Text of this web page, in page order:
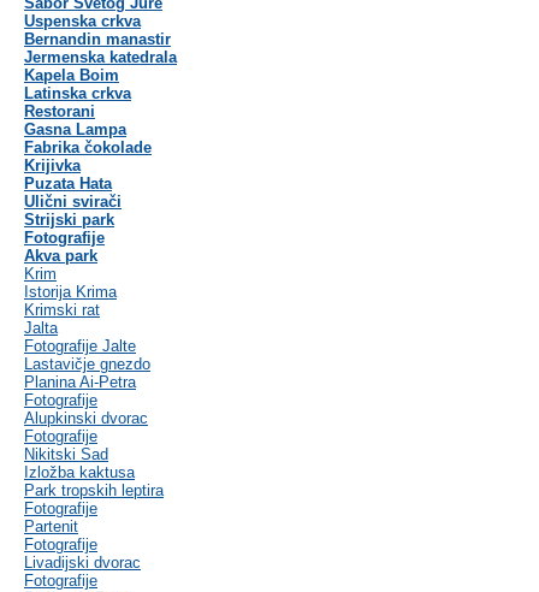
Uspenska crkva
Bernandin manastir
Jermenska katedrala
Kapela Boim
Latinska crkva
Restorani
Gasna Lampa
Fabrika čokolade
Krijivka
Puzata Hata
Ulični svirači
Strijski park
Fotografije
Akva park
Krim
Istorija Krima
Krimski rat
Jalta
Fotografije Jalte
Lastavičje gnezdo
Planina Ai-Petra
Fotografije
Alupkinski dvorac
Fotografije
Nikitski Sad
Izložba kaktusa
Park tropskih leptira
Fotografije
Partenit
Fotografije
Livadijski dvorac
Fotografije